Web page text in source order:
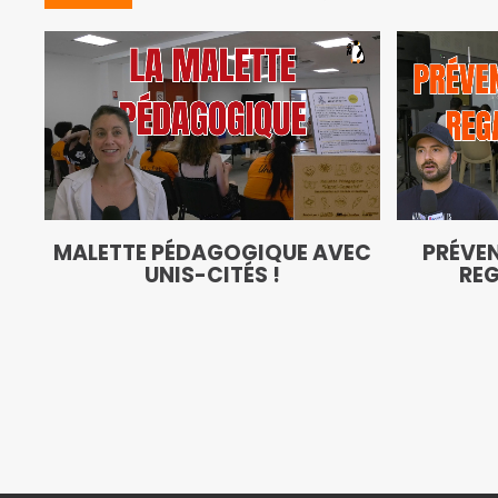
MALETTE PÉDAGOGIQUE AVEC
UNIS-CITÉS !